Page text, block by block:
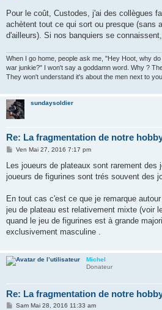
Pour le coût, Custodes, j'ai des collègues
achètent tout ce qui sort ou presque (sans
d'ailleurs). Si nos banquiers se
When I go home, people ask me, "Hey Hoot, why
war junkie?" I won't say a goddamn word. Why ?
They won't understand it's about the men next to
sundaysoldier
Re: La fragmentation de notre
M
s
a
Ven Mai 27, 2016 7:17 pm
Les joueurs de plateaux sont rarement des
joueurs de figurines sont trés souvent des
En tout cas c'est ce que je remarque
jeu de plateau est relativement mixte (voir
quand le jeu de figurines est à grande
exclusivement masculine .
Michel
Donateur
Re: La fragmentation de notre
MSam Mai 28, 2016 11:33 am